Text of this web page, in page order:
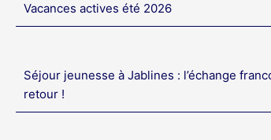
Vacances actives été 2026
Séjour jeunesse à Jablines : l’échange
retour !